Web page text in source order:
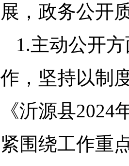
展，政务公开
1.主动公开
作，坚持以制
《沂源县2024
紧围绕工作重